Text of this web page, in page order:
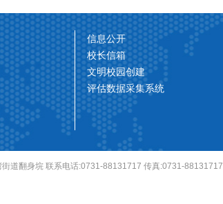
信息公开
校长信箱
文明校园创建
评估数据采集系统
道翻身垸 联系电话:0731-88131717 传真:0731-88131717